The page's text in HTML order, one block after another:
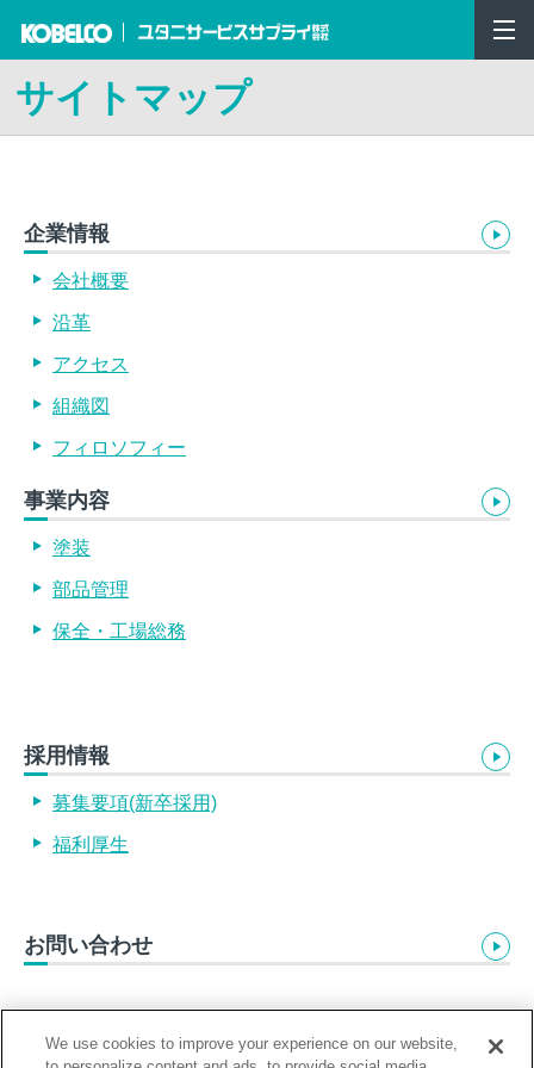
サイトマップ
企業情報
会社概要
沿革
アクセス
組織図
フィロソフィー
事業内容
塗装
部品管理
保全・工場総務
採用情報
募集要項(新卒採用)
福利厚生
お問い合わせ
We use cookies to improve your experience on our website,